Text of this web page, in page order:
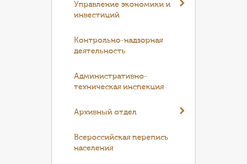
Управление экономики и
инвестиций
Контрольно-надзорная
деятельность
Административно-
техническая инспекция
Архивный отдел
Всероссийская перепись
населения